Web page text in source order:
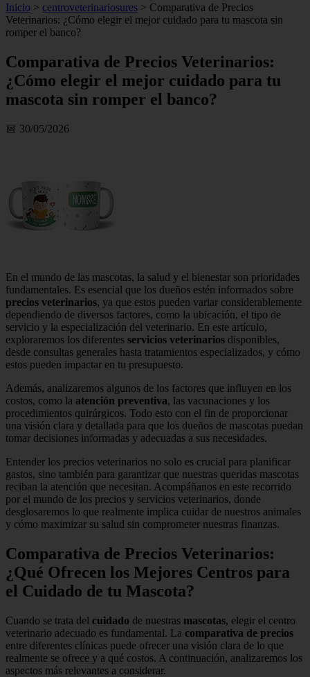
Inicio > centroveterinariosures > Comparativa de Precios
Veterinarios: ¿Cómo elegir el mejor cuidado para tu mascota sin
romper el banco?
Comparativa de Precios Veterinarios:
¿Cómo elegir el mejor cuidado para tu
mascota sin romper el banco?
📅 30/05/2026
En el mundo de las mascotas, la salud y el bienestar son prioridades
fundamentales. Es esencial que los dueños estén informados sobre
precios veterinarios, ya que estos pueden variar considerablemente
dependiendo de diversos factores, como la ubicación, el tipo de
servicio y la especialización del veterinario. En este artículo,
exploraremos los diferentes servicios veterinarios disponibles,
desde consultas generales hasta tratamientos especializados, y cómo
estos pueden impactar en tu presupuesto.
Además, analizaremos algunos de los factores que influyen en los
costos, como la atención preventiva, las vacunaciones y los
procedimientos quirúrgicos. Todo esto con el fin de proporcionar
una visión clara y detallada para que los dueños de mascotas puedan
tomar decisiones informadas y adecuadas a sus necesidades.
Entender los precios veterinarios no solo es crucial para planificar
gastos, sino también para garantizar que nuestras queridas mascotas
reciban la atención que necesitan. Acompáñanos en este recorrido
por el mundo de los precios y servicios veterinarios, donde
desglosaremos lo que realmente implica cuidar de nuestros animales
y cómo maximizar su salud sin comprometer nuestras finanzas.
Comparativa de Precios Veterinarios:
¿Qué Ofrecen los Mejores Centros para
el Cuidado de tu Mascota?
Cuando se trata del cuidado de nuestras mascotas, elegir el centro
veterinario adecuado es fundamental. La comparativa de precios
entre diferentes clínicas puede ofrecer una visión clara de lo que
realmente se ofrece y a qué costos. A continuación, analizaremos los
aspectos más relevantes a considerar.